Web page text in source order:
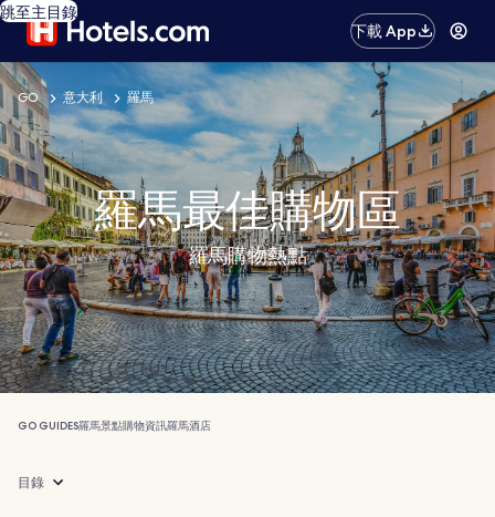
跳至主目錄
下載 App
GO 意大利 羅馬
羅馬最佳購物區
羅馬購物熱點
GO GUIDES羅馬景點購物資訊羅馬酒店
目錄